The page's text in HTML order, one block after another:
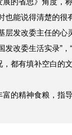
的省思》角度，
也能说得清楚的很
层发改委主任的心
发改委生活实录”，
都有填补空白的
富的精神食粮，指